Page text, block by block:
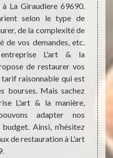
La Giraudiere 69690.
selon le type de
de la complexité de
de vos demandes, etc.
entreprise L'art & la
de restaurer vos
raisonnable qui est
bourses. Mais sachez
L'art & la manière,
adapter nos
Ainsi, n’hésitez
de restauration à L'art
ville
s’y
vos